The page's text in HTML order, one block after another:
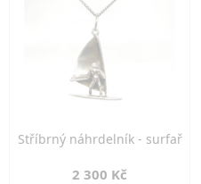
Stříbrný náhrdelník - surfař
2 300 Kč